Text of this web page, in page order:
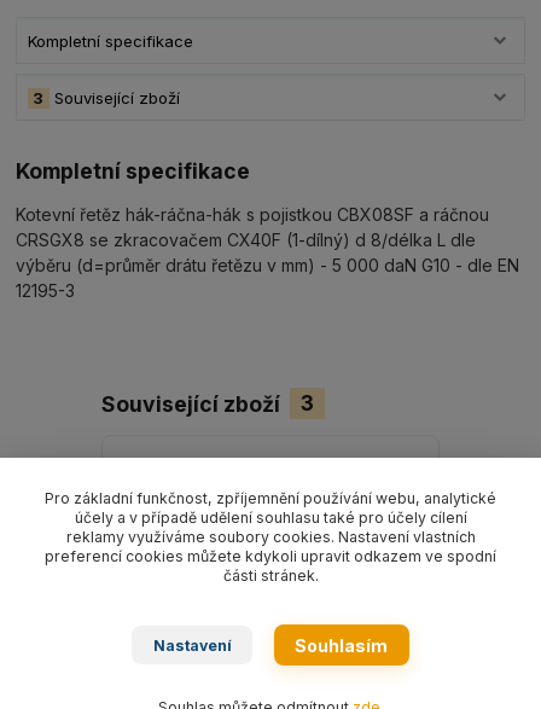
Kompletní specifikace
Související zboží
3
Kompletní specifikace
Kotevní řetěz hák-ráčna-hák s pojistkou CBX08SF a ráčnou
CRSGX8 se zkracovačem CX40F (1-dílný) d 8/délka L dle
výběru (d=průměr drátu řetězu v mm) - 5 000 daN G10 - dle EN
12195-3
Související zboží 3
Pro základní funkčnost, zpříjemnění používání webu, analytické
účely a v případě udělení souhlasu také pro účely cílení
reklamy využíváme soubory cookies. Nastavení vlastních
preferencí cookies můžete kdykoli upravit odkazem ve spodní
části stránek.
Nastavení Souhlasím